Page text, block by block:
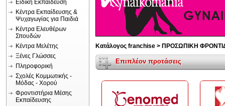
Ειδική Εκπαίδευση
Κέντρα Εκπαίδευσης &
Ψυχαγωγίας για Παιδιά
Κέντρα Ελευθέρων
Σπουδών
Κέντρα Μελέτης
Ξένες Γλώσσες
Πληροφορική
Σχολές Κομμωτικής -
Μόδας - Χορού
Φροντιστήρια Μέσης
Εκπαίδευσης
Κατάλογος franchise > ΠΡΟΣΩΠΙΚΗ
Επιπλέον προτάσεις